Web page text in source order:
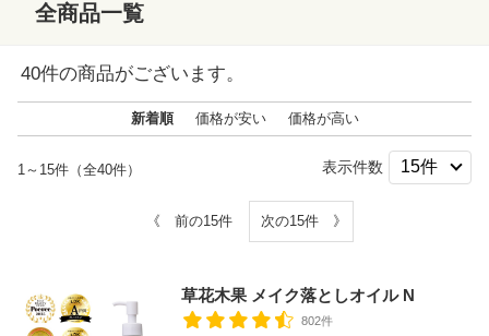
全商品一覧
40件の商品がございます。
新着順 価格が安い 価格が高い
1～15件（全40件） 表示件数
《 前の15件 次の15件 》
草花木果 メイク落としオイル N
802件